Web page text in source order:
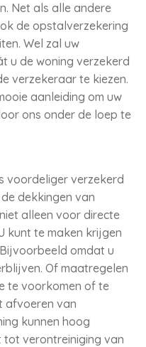
Net als alle andere
de opstalverzekering
Wel zal uw
u de woning verzekerd
verzekeraar te kiezen.
aanleiding om uw
ons onder de loep te
voordeliger verzekerd
dekkingen van
alleen voor directe
kunt te maken krijgen
omdat u
Of maatregelen
te voorkomen of te
afvoeren van
kunnen hoog
tot verontreiniging van